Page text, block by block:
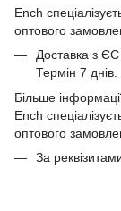
Ench
оптового
Доставка з ЄС
Термін 7 днів.
Більше
Ench
оптового
За